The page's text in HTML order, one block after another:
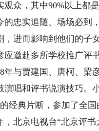
，其中90%以上都
忠实追随、场场必到
进而影响到他们的子
赴多所学校推广评
与贾建国、唐柯、梁
唱和评书说演技巧。
经典片断，参加了全
北京电视台“北京评